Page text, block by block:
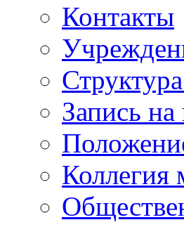
Контакты
Запись
Коллегия